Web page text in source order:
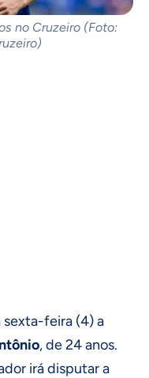
no Cruzeiro (Foto:
feira (4) a
, de 24 anos.
irá disputar a